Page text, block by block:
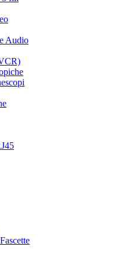
Audio